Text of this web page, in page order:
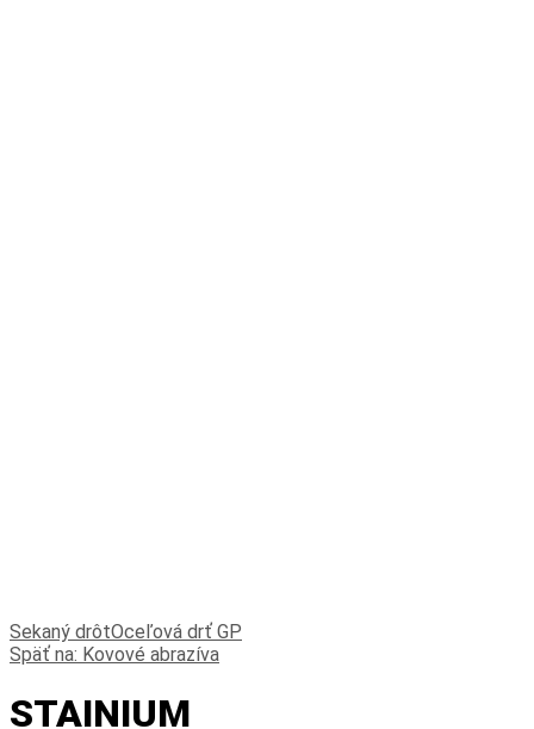
Sekaný drôtOceľová drť GP
Späť na: Kovové abrazíva
STAINIUM